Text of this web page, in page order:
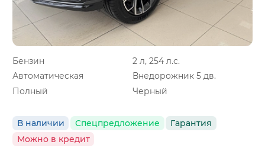
Бензин
2 л, 254 л.с.
Автоматическая
Внедорожник 5 дв.
Полный
Черный
В наличии Спецпредложение
Гарантия
Можно в кредит